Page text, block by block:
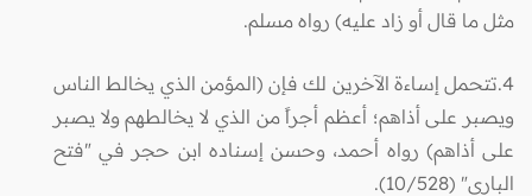
مثل ما قال أو زاد عليه) رواه مسلم.
4.تتحمل إساءة الآخرين لك فإن (المؤمن الذي يخالط الناس
ويصبر على أذاهم؛ أعظم أجراً من الذي لا يخالطهم ولا يصبر
على أذاهم) رواه أحمد، وحسن إسناده ابن حجر في "فتح
الباري" (10/528).